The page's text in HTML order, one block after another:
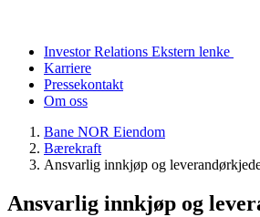
Investor Relations Ekstern lenke
Karriere
Pressekontakt
Om oss
Bane NOR Eiendom
Bærekraft
Ansvarlig innkjøp og
Ansvarlig innkjøp og